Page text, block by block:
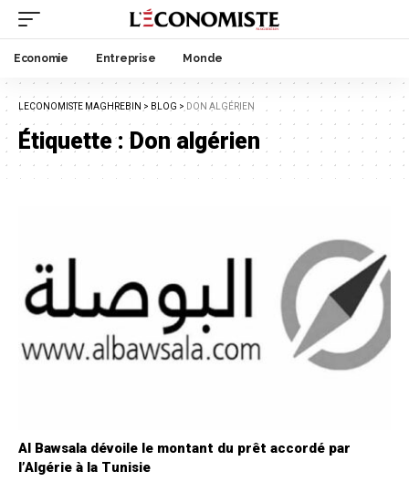
Economie Entreprise Monde
LECONOMISTE MAGHREBIN > BLOG > DON ALGÉRIEN
Étiquette :Don algérien
Al Bawsala dévoile le montant du prêt accordé par
l’Algérie à la Tunisie